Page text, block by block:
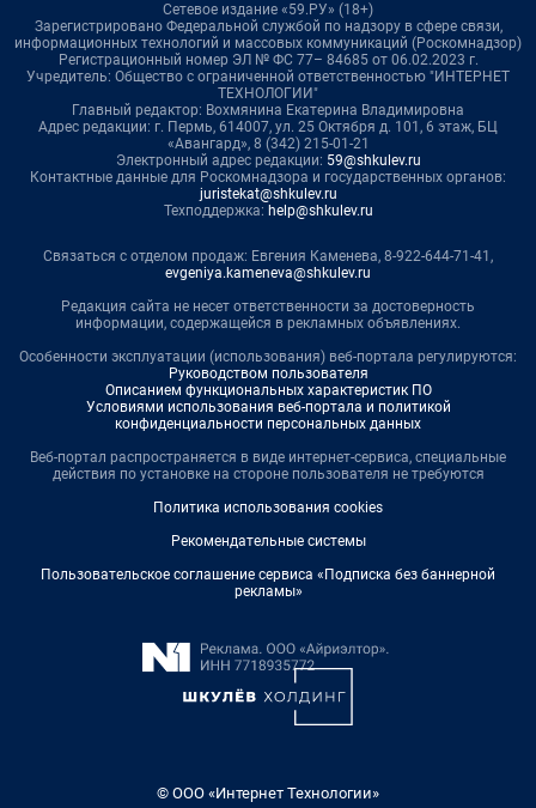
Сетевое издание «59.РУ» (18+)
Зарегистрировано Федеральной службой по надзору в сфере связи,
информационных технологий и массовых коммуникаций (Роскомнадзор)
Регистрационный номер ЭЛ № ФС 77– 84685 от 06.02.2023 г.
Учредитель: Общество с ограниченной ответственностью "ИНТЕРНЕТ
ТЕХНОЛОГИИ"
Главный редактор: Вохмянина Екатерина Владимировна
Адрес редакции: г. Пермь, 614007, ул. 25 Октября д. 101, 6 этаж, БЦ
«Авангард», 8 (342) 215-01-21
Электронный адрес редакции: 59@shkulev.ru
Контактные данные для Роскомнадзора и государственных органов:
juristekat@shkulev.ru
Техподдержка: help@shkulev.ru
Связаться с отделом продаж: Евгения Каменева, 8-922-644-71-41,
evgeniya.kameneva@shkulev.ru
Редакция сайта не несет ответственности за достоверность
информации, содержащейся в рекламных объявлениях.
Особенности эксплуатации (использования) веб-портала регулируются:
Руководством пользователя
Описанием функциональных характеристик ПО
Условиями использования веб-портала и политикой
конфиденциальности персональных данных
Веб-портал распространяется в виде интернет-сервиса, специальные
действия по установке на стороне пользователя не требуются
Политика использования cookies
Рекомендательные системы
Пользовательское соглашение сервиса «Подписка без баннерной
рекламы»
© ООО «Интернет Технологии»